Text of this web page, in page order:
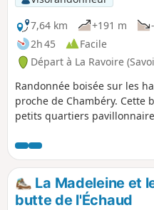
7,64 km
+191 m
2h 45
Facile
Départ à La Ravoire
Randonnée boisée sur les
proche de Chambéry. Cette
petits quartiers
les marais de Boige, la
coteaux du mont de la
l'Araignée, le Clos du
permet aussi de visiter une
La Madeleine et
butte de l'Échaud